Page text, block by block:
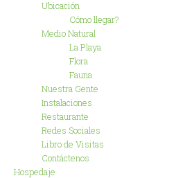
Ubicación
Cómo llegar?
Medio Natural
La Playa
Flora
Fauna
Nuestra Gente
Instalaciones
Restaurante
Redes Sociales
Libro de Visitas
Contáctenos
Hospedaje